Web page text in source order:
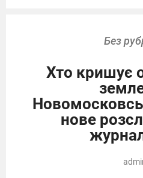
Без
Хто кришує
нове